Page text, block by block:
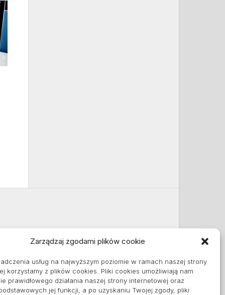
Zarządzaj zgodami plików cookie
usług na najwyższym poziomie w ramach naszej strony
korzystamy z plików cookies. Pliki cookies umożliwiają nam
prawidłowego działania naszej strony internetowej oraz
jej funkcji, a po uzyskaniu Twojej zgody, pliki
Informacje
Polityka plików cookies (EU)
Polityka prywatności